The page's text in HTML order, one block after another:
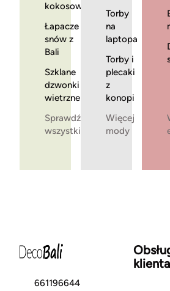
kokosowe
Łapacze
snów z
Bali
Szklane
dzwonki
wietrzne
Sprawdź
wszystkie
Torby
na
laptopa
Torby i
plecaki
z
konopi
Więcej
mody
661196644
klienta